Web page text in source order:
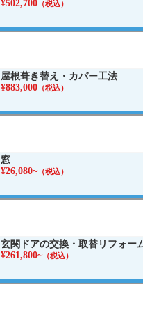
¥502,700（税込）
屋根葺き替え・カバー工法
¥883,000（税込）
窓
¥26,080~（税込）
玄関ドアの交換・取替リフォー
¥261,800~（税込）